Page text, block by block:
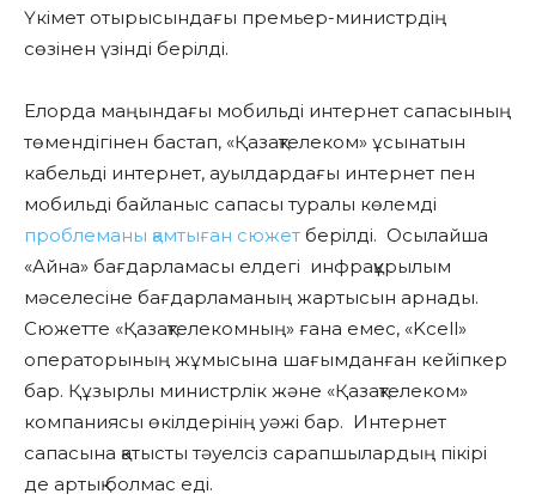
Үкімет отырысындағы премьер-министрдің
сөзінен үзінді берілді.
Елорда маңындағы мобильді интернет сапасының
төмендігінен бастап, «Қазақтелеком» ұсынатын
кабельді интернет, ауылдардағы интернет пен
мобильді байланыс сапасы туралы көлемді
проблеманы қамтыған сюжет берілді. Осылайша
«Айна» бағдарламасы елдегі инфрақұрылым
мәселесіне бағдарламаның жартысын арнады.
Сюжетте «Қазақтелекомның» ғана емес, «Kcell»
операторының жұмысына шағымданған кейіпкер
бар. Құзырлы министрлік және «Қазақтелеком»
компаниясы өкілдерінің уәжі бар. Интернет
сапасына қатысты тәуелсіз сарапшылардың пікірі
де артық болмас еді.